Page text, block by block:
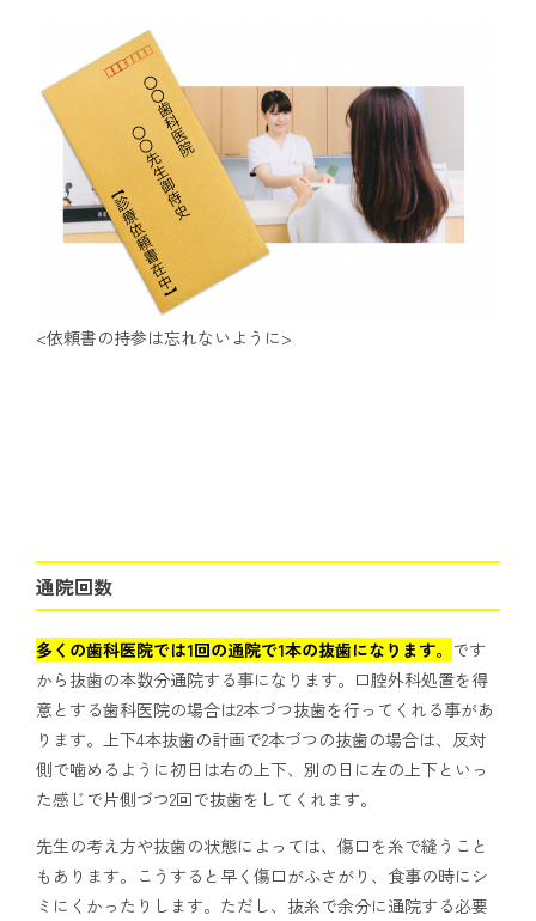
<依頼書の持参は忘れないように>
通院回数
多くの歯科医院では1回の通院で1本の抜歯になります。 です
から抜歯の本数分通院する事になります。口腔外科処置を得
意とする歯科医院の場合は2本づつ抜歯を行ってくれる事があ
ります。上下4本抜歯の計画で2本づつの抜歯の場合は、反対
側で噛めるように初日は右の上下、別の日に左の上下といっ
た感じで片側づつ2回で抜歯をしてくれます。
先生の考え方や抜歯の状態によっては、傷口を糸で縫うこと
もあります。こうすると早く傷口がふさがり、食事の時にシ
ミにくかったりします。ただし、抜糸で余分に通院する必要